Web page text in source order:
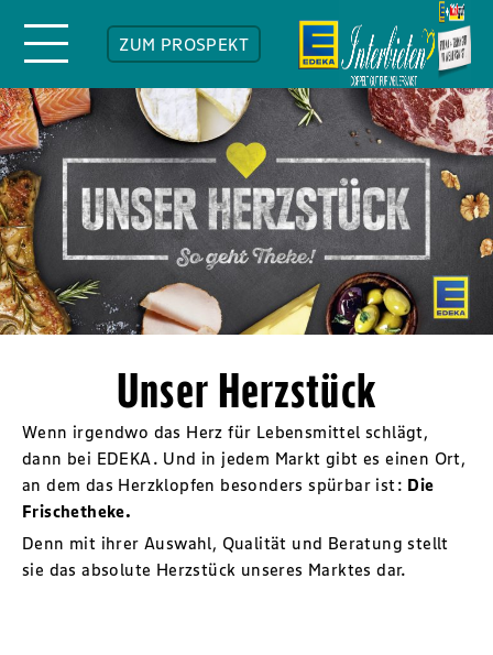
ZUM PROSPEKT
Unser Herzstück
Wenn irgendwo das Herz für Lebensmittel schlägt,
dann bei EDEKA. Und in jedem Markt gibt es einen Ort,
an dem das Herzklopfen besonders spürbar ist: Die
Frischetheke.
Denn mit ihrer Auswahl, Qualität und Beratung stellt
sie das absolute Herzstück unseres Marktes dar.